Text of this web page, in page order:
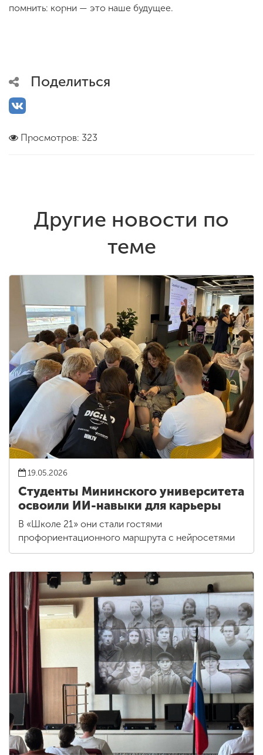
помнить: корни — это наше будущее.
Поделиться
Просмотров: 323
Другие новости по
теме
19.05.2026
Студенты Мининского университета
освоили ИИ-навыки для карьеры
В «Школе 21» они стали гостями
профориентационного маршрута с нейросетями